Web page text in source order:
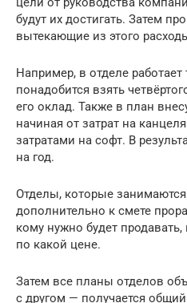
будут их достигать. Затем
вытекающие из этого
Например, в отделе
понадобится взять
его оклад. Также в план
начиная от затрат на
затратами на софт. В
на год.
Отделы, которые
дополнительно к смете
кому нужно будет
по какой цене.
Затем все планы отделов
с другом — получается